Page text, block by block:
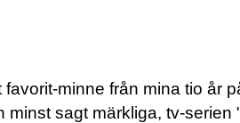
favorit-minne från mina tio år
minst sagt märkliga, tv-